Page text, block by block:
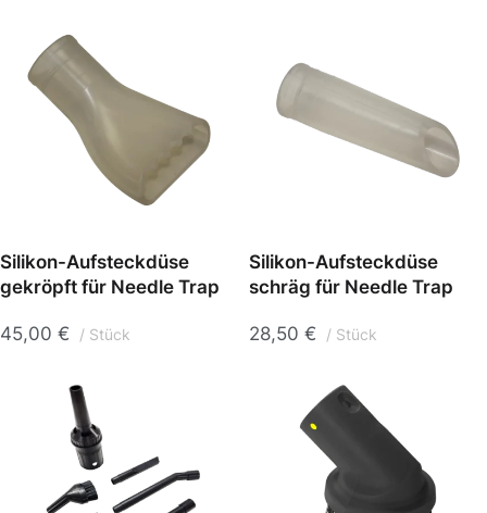
Silikon-Aufsteckdüse
gekröpft für Needle Trap
45,00 € Stück
Silikon-Aufsteckdüse
schräg für Needle Trap
28,50 € Stück